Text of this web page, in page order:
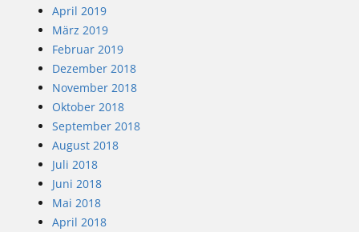
April 2019
März 2019
Februar 2019
Dezember 2018
November 2018
Oktober 2018
September 2018
August 2018
Juli 2018
Juni 2018
Mai 2018
April 2018